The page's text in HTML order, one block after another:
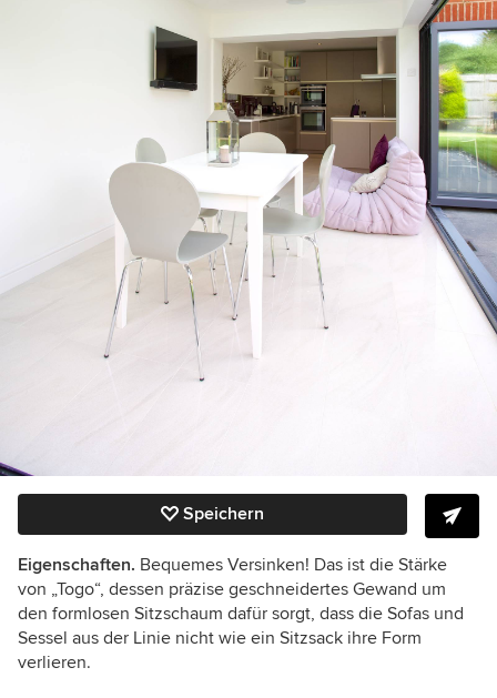
Speichern
Eigenschaften. Bequemes Versinken! Das ist die Stärke
von „Togo“, dessen präzise geschneidertes Gewand um
den formlosen Sitzschaum dafür sorgt, dass die Sofas und
Sessel aus der Linie nicht wie ein Sitzsack ihre Form
verlieren.